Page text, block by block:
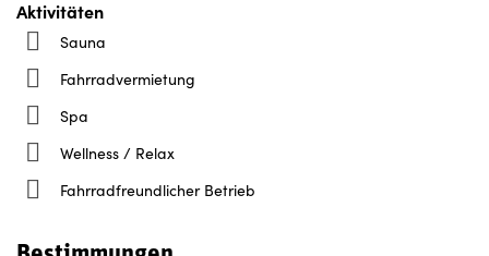
Aktivitäten
Sauna
Fahrradvermietung
Spa
Wellness / Relax
Fahrradfreundlicher Betrieb